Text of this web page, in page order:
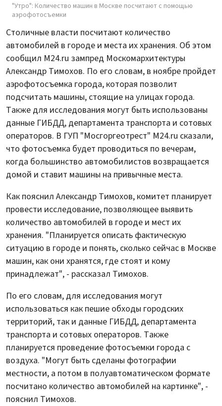
"Утро": Количество машин в Москве посчитают с помощью
аэрофотосъемки
Столичные власти посчитают количество
автомобилей в городе и места их хранения. Об этом
сообщил M24.ru зампред Москомархитектуры
Александр Тимохов. По его словам, в ноябре пройдет
аэрофотосъемка города, которая позволит
подсчитать машины, стоящие на улицах города.
Также для исследования могут быть использованы
данные ГИБДД, департамента транспорта и сотовых
операторов. В ГУП "Мосгоргеотрест" M24.ru сказали,
что фотосъемка будет проводиться по вечерам,
когда большинство автомобилистов возвращается
домой и ставит машины на привычные места.
Как пояснил Александр Тимохов, комитет планирует
провести исследование, позволяющее выявить
количество автомобилей в городе и мест их
хранения. "Планируется описать фактическую
ситуацию в городе и понять, сколько сейчас в Москве
машин, как они хранятся, где стоят и кому
принадлежат", - рассказал Тимохов.
По его словам, для исследования могут
использоваться как пешие обходы городских
территорий, так и данные ГИБДД, департамента
транспорта и сотовых операторов. Также
планируется проведение фотосъемки города с
воздуха. "Могут быть сделаны фотографии
местности, а потом в полуавтоматическом формате
посчитано количество автомобилей на картинке", -
пояснил Тимохов.